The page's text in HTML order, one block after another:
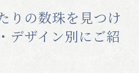
りの数珠を見つけ
デザイン別にご紹